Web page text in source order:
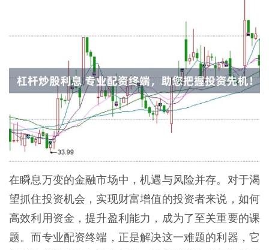
在瞬息万变的金融市场中，机遇与风险并存。对于渴
望抓住投资机会，实现财富增值的投资者来说，如何
高效利用资金，提升盈利能力，成为了至关重要的课
题。而专业配资终端，正是解决这一难题的利器，它